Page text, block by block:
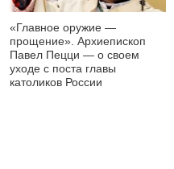
«Главное оружие —
прощение». Архиепископ
Павел Пецци — о своем
уходе с поста главы
католиков России